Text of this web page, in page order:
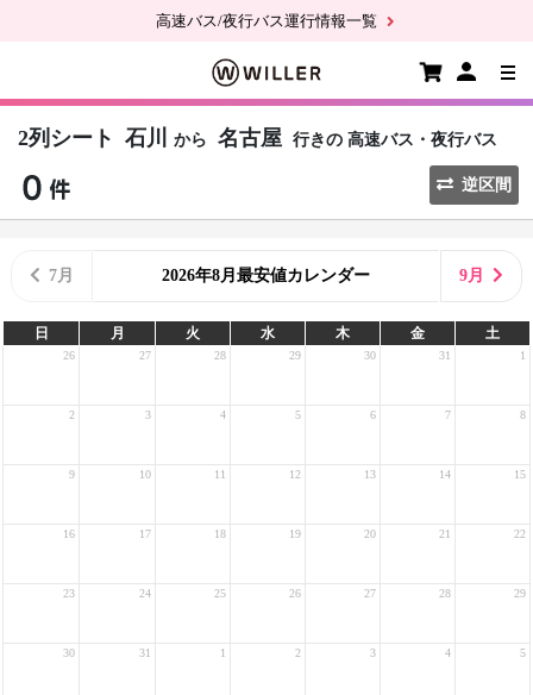
高速バス/夜行バス運行情報一覧
2列シート 石川 から 名古屋 行きの 高速バス・夜行バス
逆区間
7月 2026年8月最安値カレンダー 9月
日 月 火 水 木 金 土
26 27 28 29 30 31 1
2 3 4 5 6 7 8
9 10 11 12 13 14 15
16 17 18 19 20 21 22
23 24 25 26 27 28 29
30 31 1 2 3 4 5